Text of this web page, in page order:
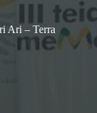
Ari – Terra